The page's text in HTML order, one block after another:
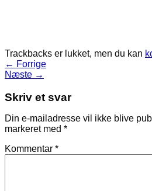
Trackbacks er lukket, men du kan
← Forrige
Næste →
Skriv et svar
Din e-mailadresse vil ikke blive
markeret med *
Kommentar *